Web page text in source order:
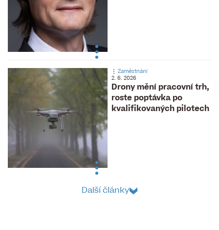
Drony mění pracovní trh,
roste poptávka po
kvalifikovaných pilotech
Zaměstnání
2. 6. 2026
Další články